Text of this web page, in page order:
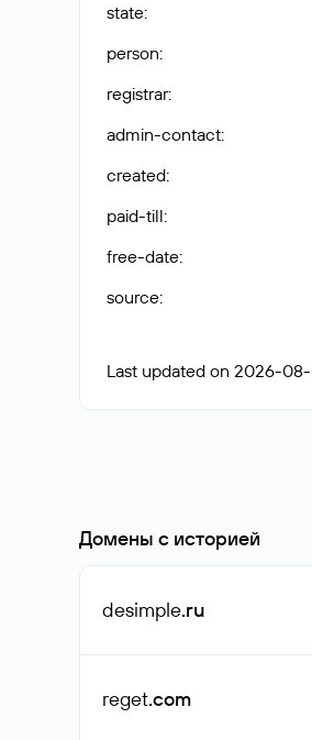
state:
person:
registrar:
admin-contact:
created:
paid-till:
free-date:
source:
Last updated on 2026-08-
Домены с историей
desimple.ru
reget.com